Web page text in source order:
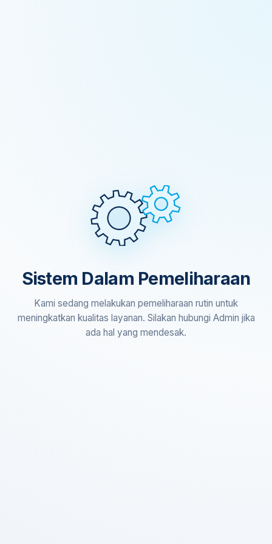
Sistem Dalam Pemeliharaan
Kami sedang melakukan pemeliharaan rutin untuk
meningkatkan kualitas layanan. Silakan hubungi Admin jika
ada hal yang mendesak.